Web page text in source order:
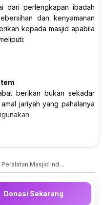
dari perlengkapan ibadah
dan kenyamanan
kepada masjid apabila
berikan bukan sekadar
jariyah yang pahalanya
Berbagi Peralatan Masjid Indonesia Berbagi
Donasi Sekarang